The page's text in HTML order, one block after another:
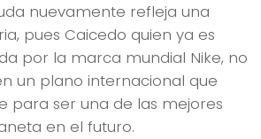
nuevamente refleja una
pues Caicedo quien ya es
por la marca mundial Nike, no
un plano internacional que
para ser una de las mejores
en el futuro.